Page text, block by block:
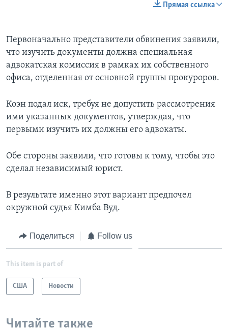
Прямая ссылка
Первоначально представители обвинения заявили,
что изучить документы должна специальная
адвокатская комиссия в рамках их собственного
офиса, отделенная от основной группы прокуроров.
Коэн подал иск, требуя не допустить рассмотрения
ими указанных документов, утверждая, что
первыми изучить их должны его адвокаты.
Обе стороны заявили, что готовы к тому, чтобы это
сделал независимый юрист.
В результате именно этот вариант предпочел
окружной судья Кимба Вуд.
Поделиться Follow us
This item is part of
США Новости
Читайте также